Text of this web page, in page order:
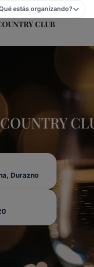
- Chacra En Santa
estás organizando?
CLUB
Durazno